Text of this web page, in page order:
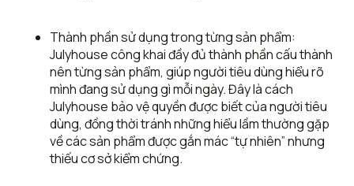
Thành phần sử dụng trong từng sản phẩm:
Julyhouse công khai đầy đủ thành phần cấu thành
nên từng sản phẩm, giúp người tiêu dùng hiểu rõ
mình đang sử dụng gì mỗi ngày. Đây là cách
Julyhouse bảo vệ quyền được biết của người tiêu
dùng, đồng thời tránh những hiểu lầm thường gặp
về các sản phẩm được gắn mác “tự nhiên” nhưng
thiếu cơ sở kiểm chứng.